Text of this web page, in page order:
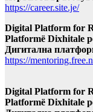
https://career.site.je/
Digital Platform for
Platformë Dixhitale
Дигитална
https://
Digital Platform for
Platformë Dixhitale